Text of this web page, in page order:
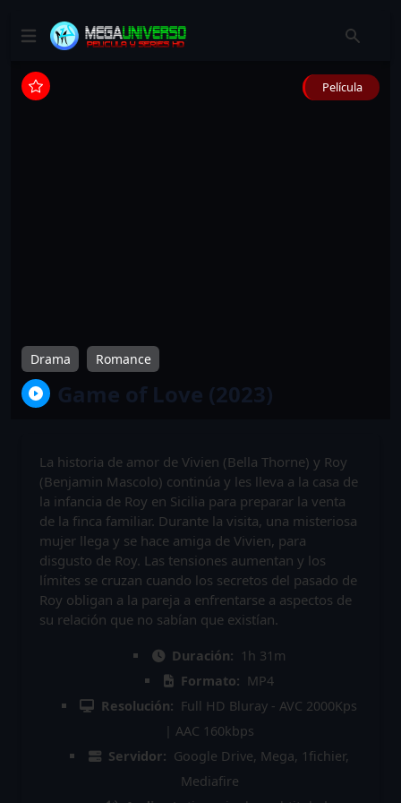
Película
Drama Romance
Game of Love (2023)
La historia de amor de Vivien (Bella Thorne) y Roy
(Benjamin Mascolo) continúa y les lleva a la casa de
la infancia de Roy en Sicilia para preparar la venta
de la finca familiar. Durante la visita, una misteriosa
mujer llega y se hace amiga de Vivien, para
disgusto de Roy. Las tensiones aumentan y los
límites se cruzan cuando los secretos del pasado de
Roy obligan a la pareja a enfrentarse a aspectos de
su relación que no sabían que existían.
Duración: 1h 31m
Formato: MP4
Resolución: Full HD Bluray - AVC 2000Kps
| AAC 160kbps
Servidor: Google Drive, Mega, 1fichier,
Mediafire